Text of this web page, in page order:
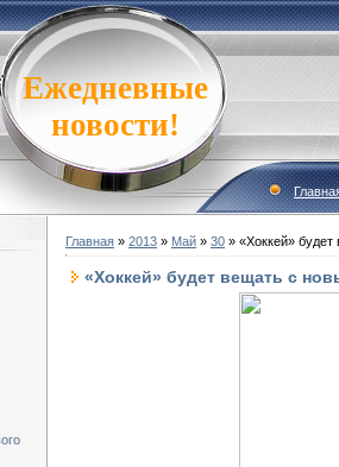
Ежедневные
новости!
Главная » 2013 » Май » 30 » «Хоккей»
«Хоккей» будет вещать с